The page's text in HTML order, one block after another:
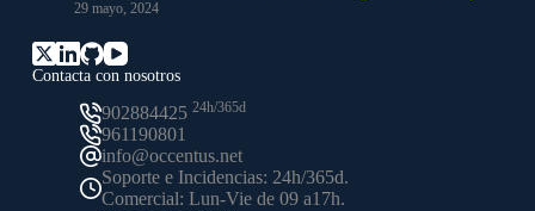
Contacta con nosotros
902884425 24h/365d
961190801
info@occentus.net
Soporte e Incidencias: 24h/365d.
Comercial: Lun-Vie de 09 a17h.
29 mayo, 2024